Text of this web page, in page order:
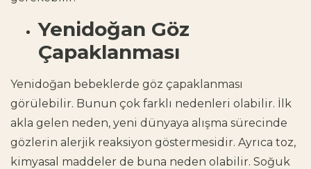
Yenidoğan Göz
Çapaklanması
Yenidoğan bebeklerde göz çapaklanması
görülebilir. Bunun çok farklı nedenleri olabilir. İlk
akla gelen neden, yeni dünyaya alışma sürecinde
gözlerin alerjik reaksiyon göstermesidir. Ayrıca toz,
kimyasal maddeler de buna neden olabilir. Soğuk